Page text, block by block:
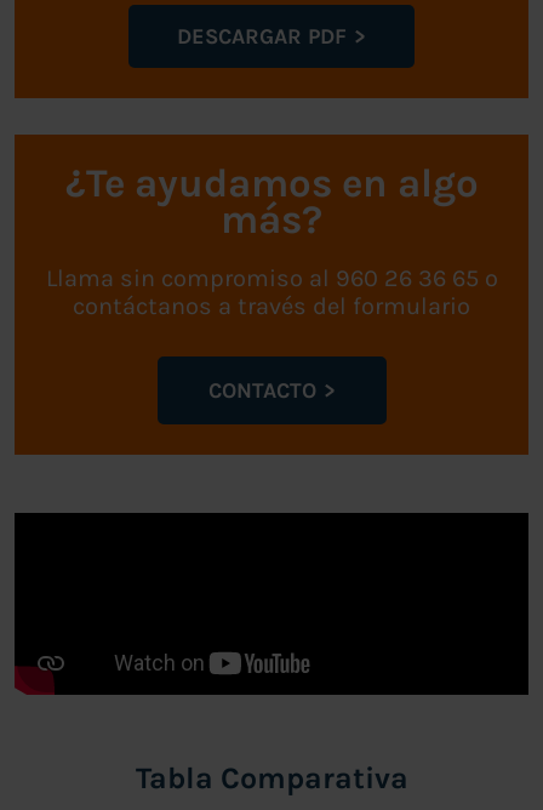
DESCARGAR PDF
¿Te ayudamos en algo
más?
Llama sin compromiso al 960 26 36 65 o
contáctanos a través del formulario
CONTACTO
Tabla Comparativa